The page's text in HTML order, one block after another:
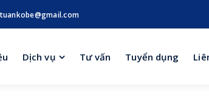
Dịch vụ Tư vấn Tuyển dụng